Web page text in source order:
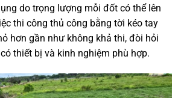
do trọng lượng mỗi đốt có thể lên
thi công thủ công bằng tời kéo tay
hơn gần như không khả thi, đòi hỏi
thiết bị và kinh nghiệm phù hợp.